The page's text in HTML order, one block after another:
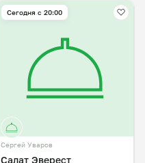
Сегодня с 20:00
Сергей Уваров
Салат Эверест